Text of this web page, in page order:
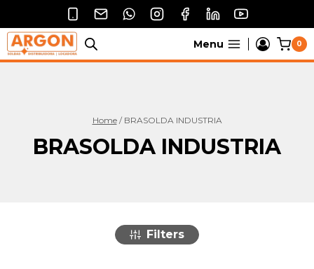
o
Conteúdo
Menu 0
Home / BRASOLDA INDUSTRIA
BRASOLDA INDUSTRIA
Filters